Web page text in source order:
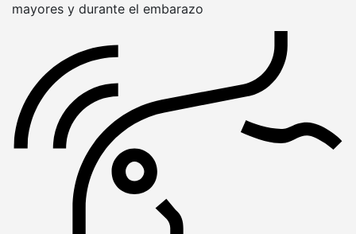
mayores y durante el embarazo